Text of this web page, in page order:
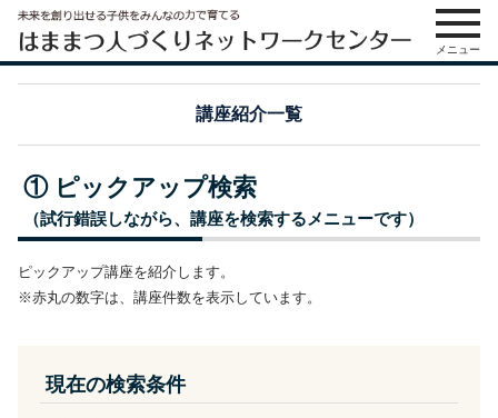
メニュー
講座紹介一覧
① ピックアップ検索
（試行錯誤しながら、講座を検索するメニューです）
ピックアップ講座を紹介します。
※赤丸の数字は、講座件数を表示しています。
現在の検索条件